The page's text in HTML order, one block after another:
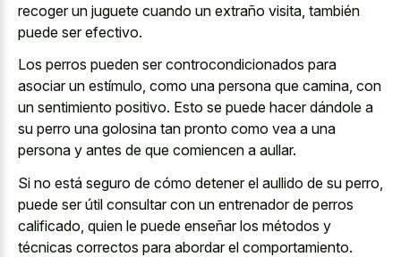
recoger un juguete cuando un extraño visita, también
puede ser efectivo.
Los perros pueden ser controcondicionados para
asociar un estímulo, como una persona que camina, con
un sentimiento positivo. Esto se puede hacer dándole a
su perro una golosina tan pronto como vea a una
persona y antes de que comiencen a aullar.
Si no está seguro de cómo detener el aullido de su perro,
puede ser útil consultar con un entrenador de perros
calificado, quien le puede enseñar los métodos y
técnicas correctos para abordar el comportamiento.